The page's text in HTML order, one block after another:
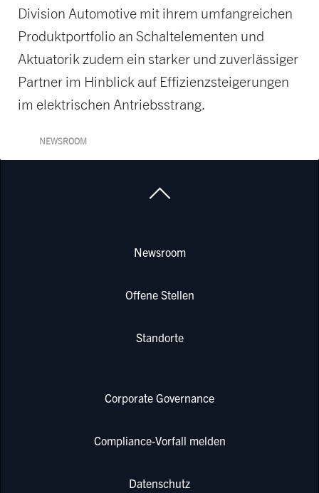
Division Automotive mit ihrem umfangreichen
Produktportfolio an Schaltelementen und
Aktuatorik zudem ein starker und zuverlässiger
Partner im Hinblick auf Effizienzsteigerungen
im elektrischen Antriebsstrang.
NEWSROOM
Newsroom
Offene Stellen
Standorte
Corporate Governance
Compliance-Vorfall melden
Datenschutz